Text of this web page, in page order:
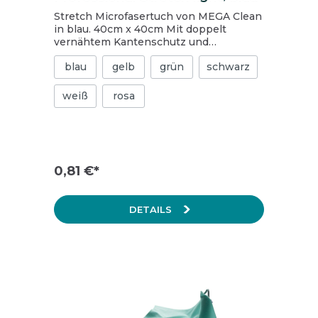
Stretch Microfasertuch von MEGA Clean
in blau. 40cm x 40cm Mit doppelt
vernähtem Kantenschutz und
zusätzlichem Qualitäts-Einfassband
Hohe Lebensdauer Mega Aufnahmekraft
von Schmutz und Flüssigkeit Silikonfrei
Waschmaschinenfest bis 95°
Trocknergeeignet 80 % Polyester / 20 %
blau gelb grün schwarz
weiß rosa
0,81 €*
DETAILS